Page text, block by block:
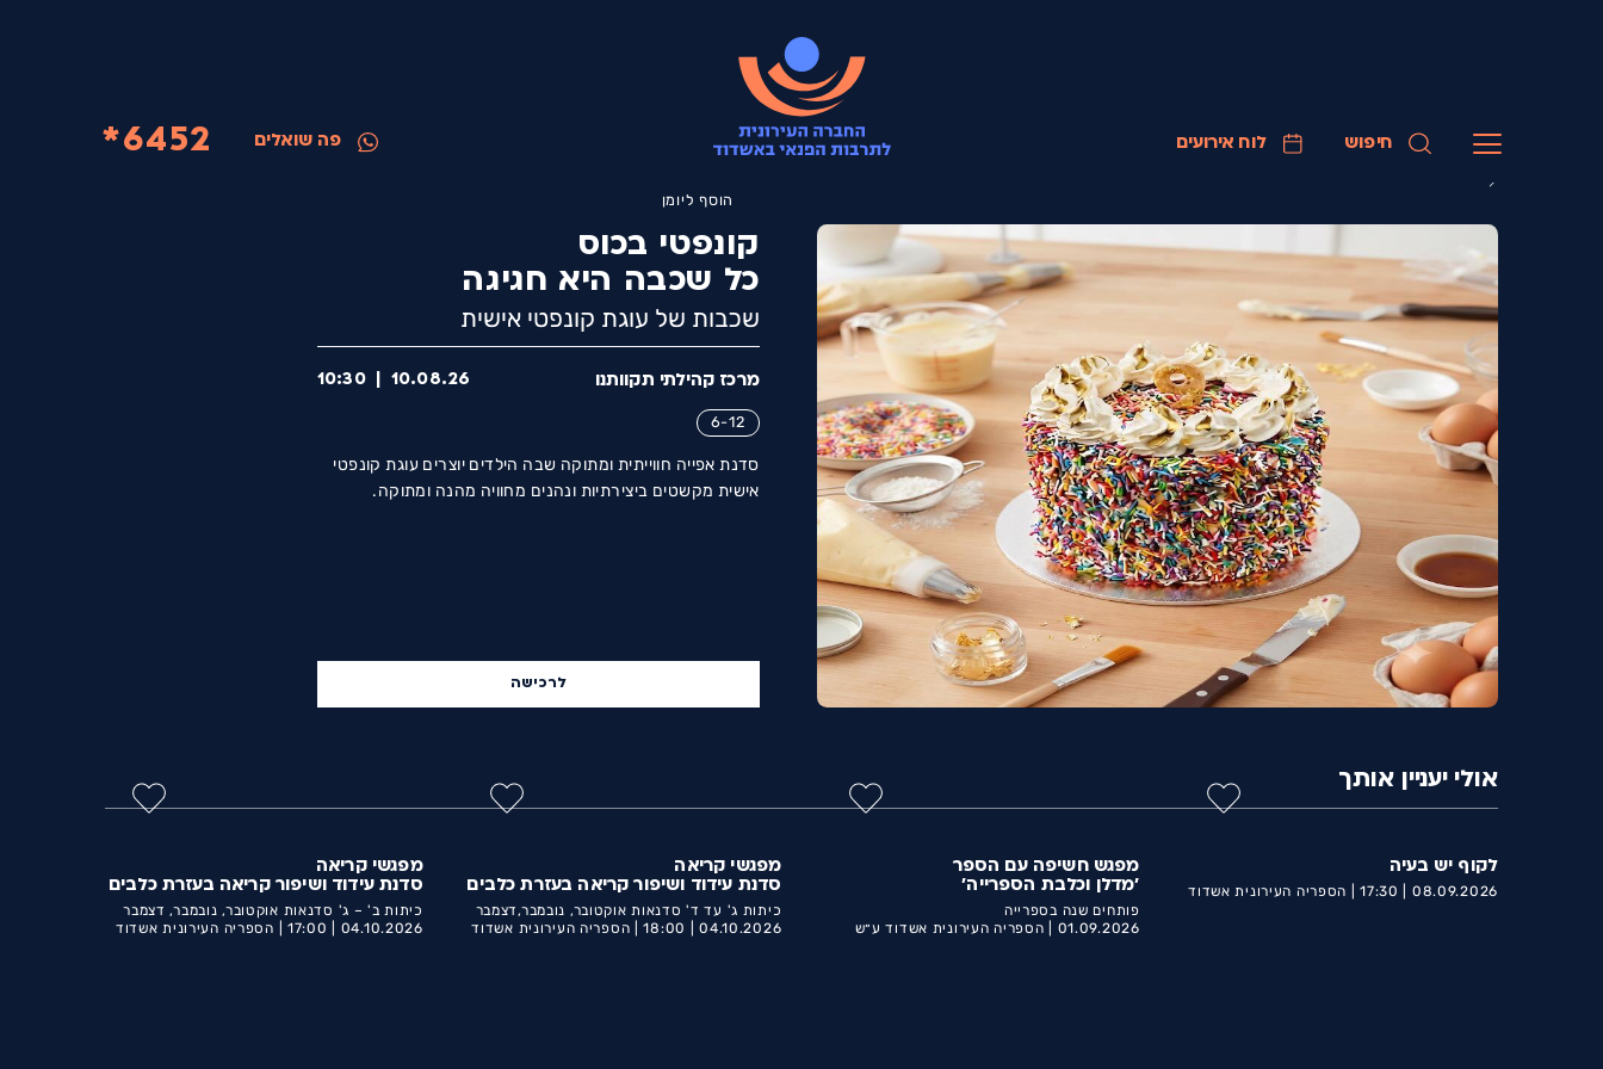
6452* פה שואלים לוח אירועים חיפוש
קונפטי בכוס
כל שכבה היא חגיגה
שכבות של עוגת קונפטי אישית
הוסף ליומן
מרכז קהילתי תקוותנו 10.08.26
10:30
6-12
סדנת אפייה חווייתית ומתוקה שבה הילדים יוצרים עוגת קונפטי
אישית מקשטים ביצירתיות ונהנים מחוויה מהנה ומתוקה.
לרכישה
אולי יעניין אותך
לקוף יש בעיה
08.09.2026 |
17:30 |
הספריה העירונית אשדוד
מפגש חשיפה עם הספר
'מדלן וכלבת הספרייה'
פותחים שנה בספרייה
01.09.2026 |
הספריה העירונית אשדוד ע״ש
מפגשי קריאה
סדנת עידוד ושיפור קריאה בעזרת כלבים
כיתות ג' עד ד' סדנאות אוקטובר, נובמבר,דצמבר
04.10.2026 |
18:00 |
הספריה העירונית אשדוד
מפגשי קריאה
סדנת עידוד ושיפור קריאה בעזרת כלבים
כיתות ב' – ג' סדנאות אוקטובר, נובמבר, דצמבר
04.10.2026 |
17:00 |
הספריה העירונית אשדוד